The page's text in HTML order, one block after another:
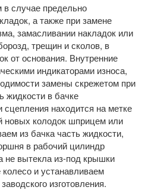
случае предельно
а также при замене
замасливании накладок или
трещин и сколов, в
от основания. Внутренние
индикаторами износа,
замены скрежетом при
жидкости в бачке
сцепления находится на метке
новых колодок шприцем или
из бачка часть жидкости,
в рабочий цилиндр
не вытекла из-под крышки
и устанавливаем
изготовления.